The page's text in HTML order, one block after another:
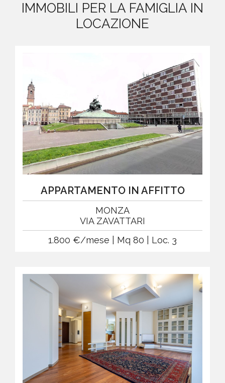
IMMOBILI PER LA FAMIGLIA IN
LOCAZIONE
APPARTAMENTO IN AFFITTO
MONZA
VIA ZAVATTARI
1.800 €/mese | Mq 80 | Loc. 3